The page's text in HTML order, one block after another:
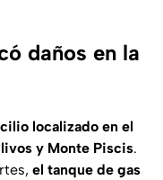
daños en la
localizado en el
y Monte Piscis.
el tanque de gas